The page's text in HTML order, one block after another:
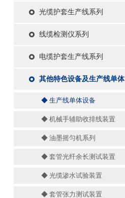
光缆护套生产线系列
线缆检测仪系列
电缆护套生产线系列
其他特色设备及生产线单体
◆ 生产线单体设备
◆ 机械手辅助收排线装置
◆ 油墨摇匀机系列
◆ 套管光纤余长测试装置
◆ 光缆渗水试验装置
◆ 套管张力测试装置